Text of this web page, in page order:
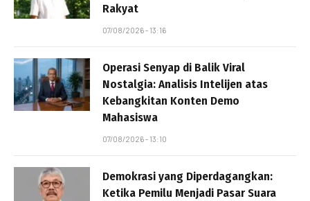
Rakyat
07/08/2026 - 13:16
Operasi Senyap di Balik Viral
Nostalgia: Analisis Intelijen atas
Kebangkitan Konten Demo
Mahasiswa
07/08/2026 - 13:10
Demokrasi yang Diperdagangkan:
Ketika Pemilu Menjadi Pasar Suara